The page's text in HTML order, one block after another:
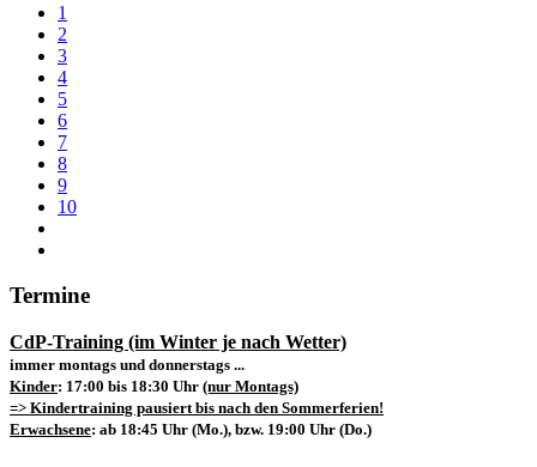
1
2
3
4
5
6
7
8
9
10
Termine
CdP-Training (im Winter je nach Wetter)
immer montags und donnerstags ...
Kinder: 17:00 bis 18:30 Uhr (nur Montags)
=> Kindertraining pausiert bis nach den Sommerferien!
Erwachsene: ab 18:45 Uhr (Mo.), bzw. 19:00 Uhr (Do.)